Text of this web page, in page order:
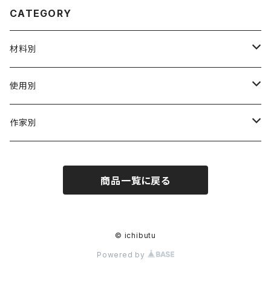
CATEGORY
材料別
陶磁器
ガラス
使用別
茶壺 急须 土瓶
作家別
商品一覧に戻る
© ichibutu
Powered by